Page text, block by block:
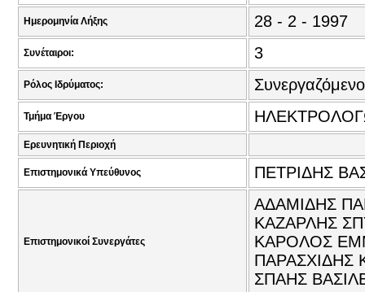
Ημερομηνία Λήξης 28 - 2 - 1997
Συνέταιροι: 3
Ρόλος Ιδρύματος:
Τμήμα Έργου
Ερευνητική Περιοχή
Επιστημονικά Υπεύθυνος ΠΕΤΡΙΔΗΣ
Επιστημονικοί Συνεργάτες
ΑΔΑΜΙΔΗΣ
ΚΑΖΑΡΛΗΣ
ΚΑΡΟΛΟΣ
ΠΑΡΑΣΧΙΔΗΣ
ΣΠΑΗΣ